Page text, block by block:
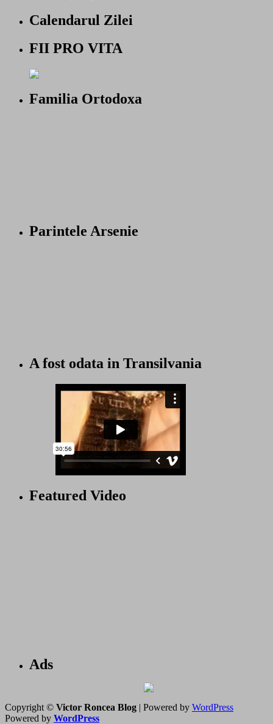
Calendarul Zilei
FII PRO VITA
Familia Ortodoxa
Parintele Arsenie
A fost odata in Transilvania
Featured Video
Ads
Copyright © Victor Roncea Blog | Powered by WordPress
Powered by WordPress